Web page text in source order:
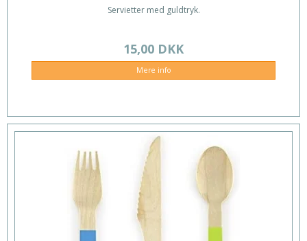
Servietter med guldtryk.
15,00 DKK
Mere info